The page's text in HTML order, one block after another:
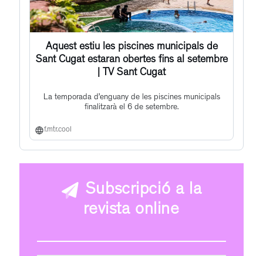
Aquest estiu les piscines municipals de
Sant Cugat estaran obertes fins al setembre
| TV Sant Cugat
La temporada d’enguany de les piscines municipals
finalitzarà el 6 de setembre.
f.mtr.cool
Subscripció a la
revista online